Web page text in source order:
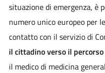
situazione di emergenza, è
numero unico europeo per
contatto con il servizio di
il cittadino verso il
il medico di medicina